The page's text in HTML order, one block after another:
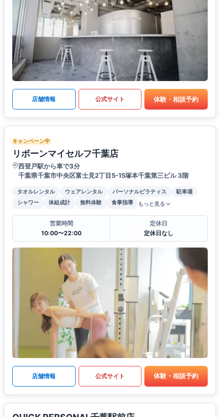
店舗情報 公式サイト 体験・相談予約
キャンペーン中
リボーンマイセルフ千葉店
西登戸駅から車で3分
千葉県千葉市中央区富士見2丁目5-15塚本千葉第三ビル 3階
タオルレンタル ウェアレンタル パーソナルピラティス
駐車場
シャワー
体組成計 無料体験 食事指導 もっと見る
営業時間
10:00〜22:00
定休日
定休日なし
店舗情報 公式サイト 体験・相談予約